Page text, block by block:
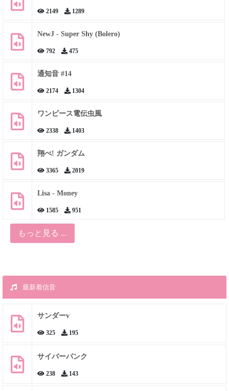
2149 1289
NewJ - Super Shy (Bolero)
792 475
通知音 #14
2174 1304
ワンピース電伝虫風
2338 1403
翔べ! ガンダム
3365 2019
Lisa - Money
1585 951
もっと見る ...
最新着信音
サンダーv
325 195
サイバーパンク
238 143